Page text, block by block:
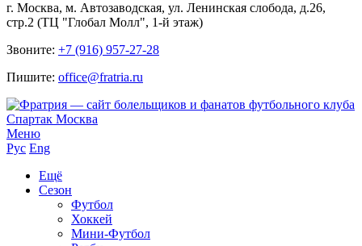
г. Москва, м. Автозаводская, ул. Ленинская слобода, д.26,
стр.2 (ТЦ "Глобал Молл", 1-й этаж)
Звоните: +7 (916) 957-27-28
Пишите: office@fratria.ru
Меню
Рус Eng
Ещё
Сезон
Футбол
Хоккей
Мини-Футбол